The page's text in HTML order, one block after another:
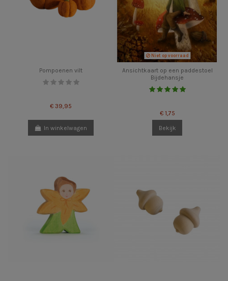
Pompoenen vilt
€ 39,95
In winkelwagen
Niet op voorraad
Ansichtkaart op een paddestoel
Bijdehansje
€ 1,75
Bekijk